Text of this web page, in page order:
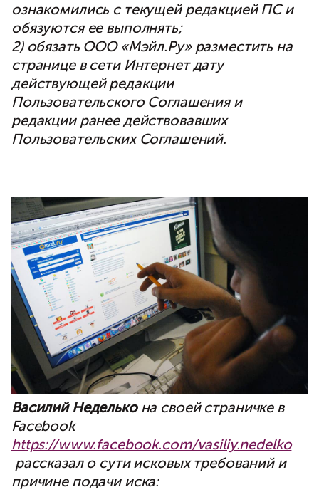
ознакомились с текущей редакцией ПС и
обязуются ее выполнять;
2) обязать ООО «Мэйл.Ру» разместить на
странице в сети Интернет дату
действующей редакции
Пользовательского Соглашения и
редакции ранее действовавших
Пользовательских Соглашений.
Василий Неделькона своей страничке в
Facebook
https://www.facebook.com/vasiliy.nedelko
рассказал о сути исковых требований и
причине подачи иска: